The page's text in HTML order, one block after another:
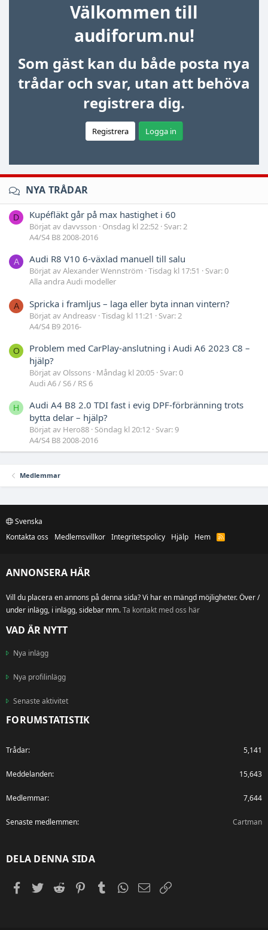
Välkommen till
audiforum.nu!
Som gäst kan du både posta nya
trådar och svar, utan att behöva
registrera dig.
Registrera Logga in
NYA TRÅDAR
D Kupéfläkt går på max hastighet i 60
Börjat av davvsson Onsdag kl 22:52 Svar: 2
A4/S4 B8 2008-2016
A Audi R8 V10 6-växlad manuell till salu
Börjat av Alexander Wennström Tisdag kl 17:51
Svar: 0
Alla andra Audi modeller
A Spricka i framljus – laga eller byta innan vintern?
Börjat av Andreasv Tisdag kl 11:21
Svar: 2
A4/S4 B9 2016-
O
Problem med CarPlay-anslutning i Audi A6 2023 C8 –
hjälp?
Börjat av Olssons Måndag kl 20:05 Svar: 0
Audi A6 / S6 / RS 6
H
Audi A4 B8 2.0 TDI fast i evig DPF-förbränning trots
bytta delar – hjälp?
Börjat av Hero88 Söndag kl 20:12 Svar: 9
A4/S4 B8 2008-2016
Medlemmar
Svenska
Kontakta oss
Medlemsvillkor Integritetspolicy Hjälp Hem
R
ANNONSERA HÄR
Vill du placera en annons på denna sida? Vi har en mängd möjligheter. Över /
under inlägg, i inlägg, sidebar mm.Ta kontakt med oss här
VAD ÄR NYTT
Nya inlägg
Nya profilinlägg
Senaste aktivitet
FORUMSTATISTIK
Trådar 5,141
Meddelanden 15,643
Medlemmar 7,644
Senaste medlemmen Cartman
DELA DENNA SIDA
Facebook
TwitterReddit PinterestTumblrWhatsApp
E-postLänk